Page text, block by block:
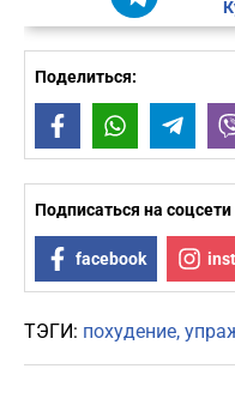
Поделиться:
FacebookWhatsApp
Подписаться на соцсети
facebook
ТЭГИ: похудение